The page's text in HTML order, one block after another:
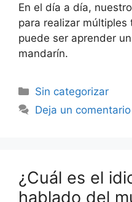
En el día a día,
para realizar
puede ser aprender
mandarín.
Sin categorizar
Deja un comentario
¿Cuál es el
hablado del